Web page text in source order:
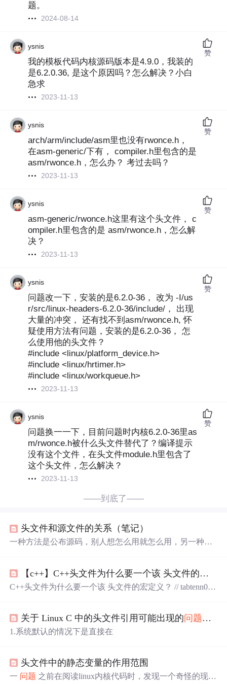
题。
2024-08-14
ysnis
我的模板代码内核源码版本是4.9.0，我装的
是6.2.0.36, 是这个原因吗？怎么解决？小白
急求
2023-11-13
赞
ysnis
arch/arm/include/asm里也没有rwonce.h，
在asm-generic/下有， compiler.h里包含的是
asm/rwonce.h，怎么办？ 考过去吗？
2023-11-13
赞
ysnis
asm-generic/rwonce.h这里有这个头文件， c
ompiler.h里包含的是 asm/rwonce.h，怎么解
决？
2023-11-13
赞
ysnis
问题改一下，安装的是6.2.0-36， 改为 -I/us
r/src/linux-headers-6.2.0-36/include/， 出现
大量的冲突， 还有找不到asm/rwonce.h, 怀
疑使用方法有问题，安装的是6.2.0-36， 怎
么使用他的头文件？
#include <linux/platform_device.h>
#include <linux/hrtimer.h>
#include <linux/workqueue.h>
2023-11-13
赞
ysnis
问题换一一下，目前问题时内核6.2.0-36里as
m/rwonce.h被什么头文件替代了？编译提示
没有这个文件，在头文件module.h里包含了
这个头文件，怎么解决？
2023-11-13
赞
——到底了——
头文件和源文件的关系（笔记）
一种方法是公布源码，别人想怎么用就怎么用，另一种是
样，里面的参数是怎样的？理论上来说C文件与头文件里
的内容，只要是C语言所支持的，无论写什么都可以的，
译 是以C文件为单位的，如果不在任何C文件中包含此头文
件的话，这段代码就形同虚设），你可以在C文件中进 行
函数声明，变量声明，结构体声明，这也不成
【c++】C++头文件为什么要一个该 头文件的宏定义？
C++头文件为什么要一个该 头文件的宏定义？ // tabtenn0.h
代码中没有这个宏的出现 #include <string
关于 Linux C 中的头文件引用可能出现的问题解
1.系统默认的情况下是直接在
头文件中的静态变量的作用范围
一 问题 之前在阅读linux内核代码时，发现一个奇怪的现